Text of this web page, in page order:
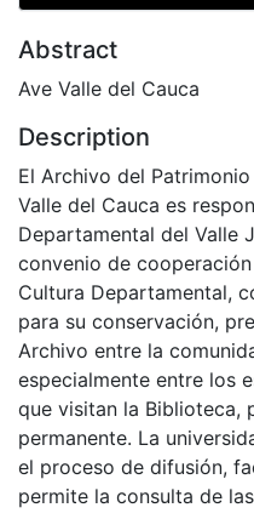
Abstract
Ave Valle del Cauca
Description
El Archivo del
Valle del Cauca es
Departamental del Valle
convenio de
Cultura Departamental,
para su conservación,
Archivo entre la
especialmente entre los
que visitan la Biblioteca,
permanente. La
el proceso de difusión,
permite la consulta de